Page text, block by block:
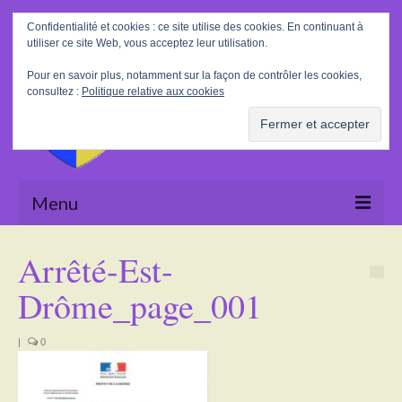
Rechercher
:
Menu
La Mairie
Arrêté-Est-
Drôme_page_001
| 0
Confidentialité et cookies : ce site utilise des cookies. En continuant à
utiliser ce site Web, vous acceptez leur utilisation.
Pour en savoir plus, notamment sur la façon de contrôler les cookies,
consultez : Politique relative aux cookies